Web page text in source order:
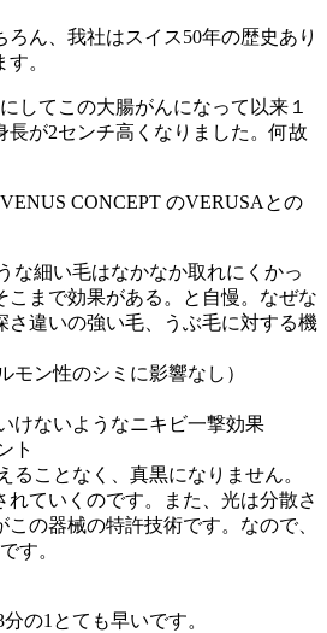
ろん、我社はスイス50年の歴史あり
。
してこの大腸がんになって以来１
長が2センチ高くなりました。何故
CONCEPT のVERUSAとの
な細い毛はなかなか取れにくかっ
こまで効果がある。と自慢。なぜな
さ違いの強い毛、うぶ毛に対する機
モン性のシミに影響なし）
けないようなニキビ一撃効果
ト
ることなく、真黒になりません。
れていくのです。また、光は分散さ
の器械の特許技術です。なので、
す。
の1とても早いです。